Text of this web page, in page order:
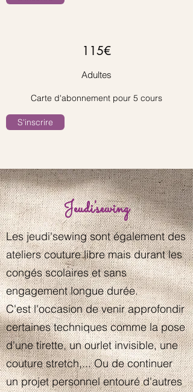
115€
Adultes
Carte d'abonnement pour 5 cours
S'inscrire
Jeudi'sewing
Les jeudi'sewing sont également des
ateliers couture libre mais durant les
congés scolaires et sans
engagement longue durée.
C'est l'occasion de venir approfondir
certaines techniques comme la pose
d'une tirette, un ourlet invisible, une
couture stretch,... Ou de continuer
un projet personnel entouré d'autres